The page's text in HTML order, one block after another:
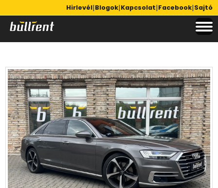
Hirlevél|Blogok|Kapcsolat|Facebook|Sajtó